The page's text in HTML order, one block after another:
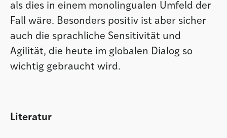
als dies in einem monolingualen Umfeld der
Fall wäre. Besonders positiv ist aber sicher
auch die sprachliche Sensitivität und
Agilität, die heute im globalen Dialog so
wichtig gebraucht wird.
Literatur